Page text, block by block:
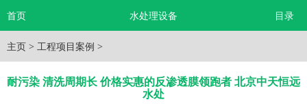
首页 水处理设备 目录
主页 > 工程项目案例 >
耐污染 清洗周期长 价格实惠的反渗透膜领跑者 北京中天恒远
水处